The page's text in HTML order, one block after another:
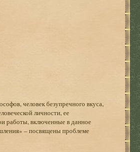
человек безупречного вкуса,
личности, ее
работы, включенные в данное
– посвящены проблеме